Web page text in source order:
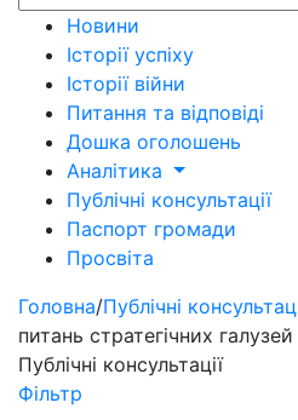
Новини
Історії успіху
Історії війни
Питання та відповіді
Дошка оголошень
Аналітика
Публічні консультації
Паспорт громади
Просвіта
Головна/Публічні
питань стратегічних
Публічні консультації
Фільтр